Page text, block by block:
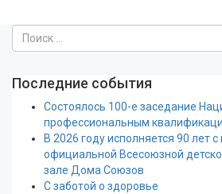
Последние события
Состоялось 100-е заседание
профессиональным
В 2026 году исполняется 90 лет
официальной Всесоюзной
зале Дома Союзов
С заботой о здоровье